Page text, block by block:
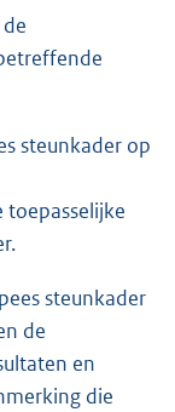
steunkader op
toepasselijke
steunkader
de
en
die